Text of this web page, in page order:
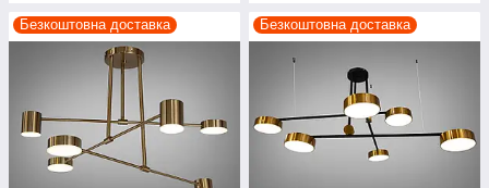
Безкоштовна доставка Безкоштовна доставка